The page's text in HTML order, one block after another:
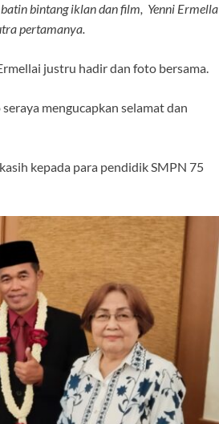
bintang iklan dan film, Yenni Ermella
pertamanya.
justru hadir dan foto bersama.
mengucapkan selamat dan
kepada para pendidik SMPN 75